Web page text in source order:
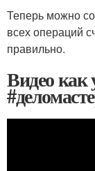
Теперь можно
всех операций
правильно.
Видео как